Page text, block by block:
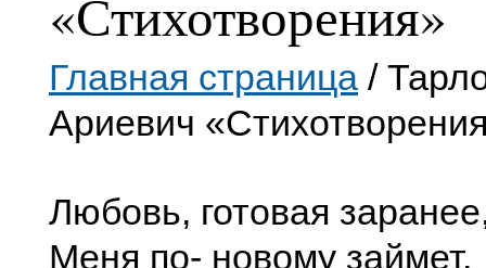
«Стихотворения»
Главная страница /
Ариевич
Любовь, готовая
Меня по- новому займет,